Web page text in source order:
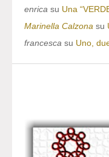
enrica su Una
Marinella Calzona su
francesca su Uno,